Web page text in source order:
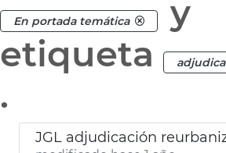
En portada temática
y
etiqueta
.